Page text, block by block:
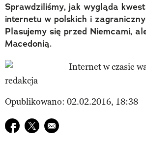
Sprawdziliśmy, jak wygląda
internetu w polskich i
Plasujemy się przed Niemcami,
Macedonią.
redakcja
Opublikowano: 02.02.2016, 18:38
Udostępnij na facebook
Udostępnij na twitter
E-mail do przyjaciela